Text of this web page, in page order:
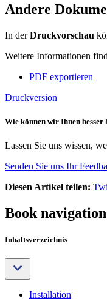
Andere
In derDruckvorschau
Weitere Informationen
PDF exportieren
Druckversion
Wie können wir Ihnen besser
Lassen Sie uns wissen,
Senden Sie uns Ihr
Diesen Artikel teilen:
Book navigation
Inhaltsverzeichnis
Installation